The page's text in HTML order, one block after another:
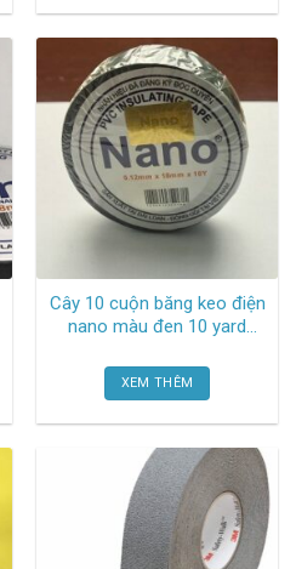
Cây 10 cuộn băng keo điện
nano màu đen 10 yard
XEM THÊM